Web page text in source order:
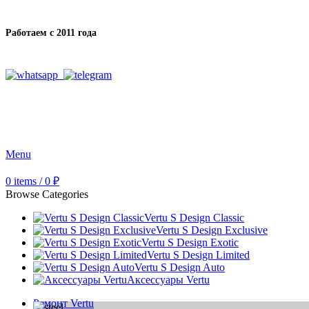
Работаем с 2011 года
Menu
0 items / 0 ₽
Browse Categories
Vertu S Design Classic
Vertu S Design Exclusive
Vertu S Design Exotic
Vertu S Design Limited
Vertu S Design Auto
Аксессуары Vertu
Ремонт Vertu